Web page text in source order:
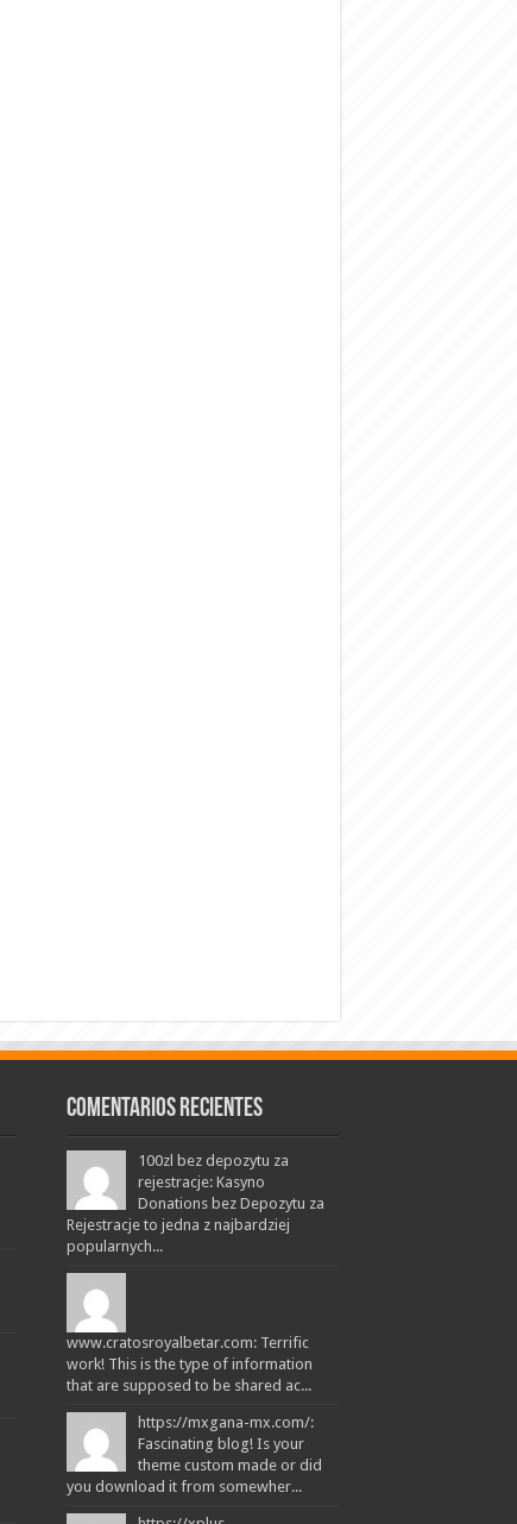
Comentarios recientes
100zl bez depozytu za
rejestracje: Kasyno
Donations bez Depozytu za
Rejestracje to jedna z najbardziej
popularnych...
www.cratosroyalbetar.com: Terrific
work! This is the type of information
that are supposed to be shared ac...
https://mxgana-mx.com/:
Fascinating blog! Is your
theme custom made or did
you download it from somewher...